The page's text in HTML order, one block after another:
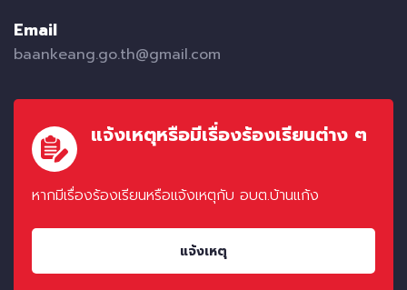
Email
baankeang.go.th@gmail.com
แจ้งเหตุหรือมีเรื่องร้องเรียนต่าง ๆ
หากมีเรื่องร้องเรียนหรือแจ้งเหตุกับ อบต.บ้านแก้ง
แจ้งเหตุ